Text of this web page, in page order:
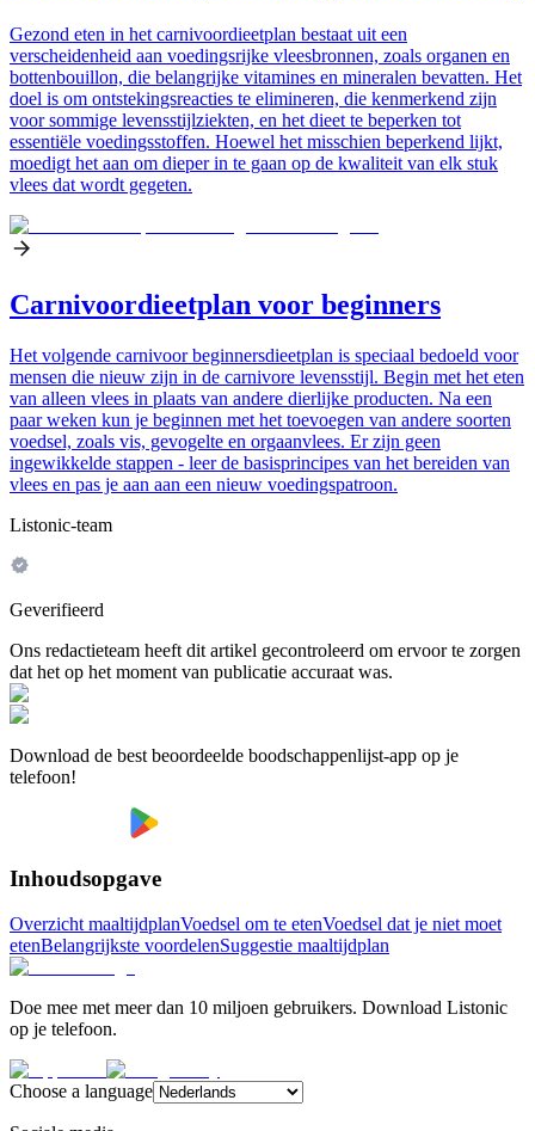
Gezond eten in het carnivoordieetplan bestaat uit een
verscheidenheid aan voedingsrijke vleesbronnen, zoals organen en
bottenbouillon, die belangrijke vitamines en mineralen bevatten. Het
doel is om ontstekingsreacties te elimineren, die kenmerkend zijn
voor sommige levensstijlziekten, en het dieet te beperken tot
essentiële voedingsstoffen. Hoewel het misschien beperkend lijkt,
moedigt het aan om dieper in te gaan op de kwaliteit van elk stuk
vlees dat wordt gegeten.
Carnivoordieetplan voor beginners
Het volgende carnivoor beginnersdieetplan is speciaal bedoeld voor
mensen die nieuw zijn in de carnivore levensstijl. Begin met het eten
van alleen vlees in plaats van andere dierlijke producten. Na een
paar weken kun je beginnen met het toevoegen van andere soorten
voedsel, zoals vis, gevogelte en orgaanvlees. Er zijn geen
ingewikkelde stappen - leer de basisprincipes van het bereiden van
vlees en pas je aan aan een nieuw voedingspatroon.
Listonic-team
Geverifieerd
Ons redactieteam heeft dit artikel gecontroleerd om ervoor te zorgen
dat het op het moment van publicatie accuraat was.
Download de best beoordeelde boodschappenlijst-app op je
telefoon!
Inhoudsopgave
Overzicht maaltijdplanVoedsel om te etenVoedsel dat je niet moet
etenBelangrijkste voordelenSuggestie maaltijdplan
Doe mee met meer dan 10 miljoen gebruikers. Download Listonic
op je telefoon.
Choose a language